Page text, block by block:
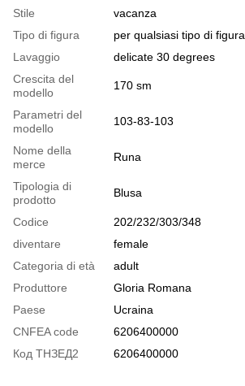
Stile
vacanza
Tipo di figura
per qualsiasi tipo di figura
Lavaggio
delicate 30 degrees
Crescita del
modello
170 sm
Parametri del
modello
103-83-103
Nome della
merce
Runa
Tipologia di
prodotto
Blusa
Codice
202/232/303/348
diventare
female
Categoria di età
adult
Produttore
Gloria Romana
Paese
Ucraina
CNFEA code
6206400000
Код ТНЗЕД2
6206400000